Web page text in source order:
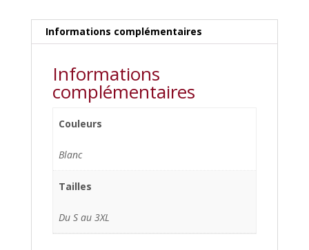
Informations complémentaires
Informations
complémentaires
Couleurs
Blanc
Tailles
Du S au 3XL